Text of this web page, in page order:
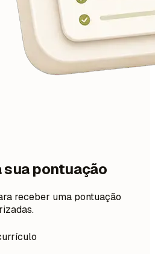
sua pontuação
receber uma pontuação